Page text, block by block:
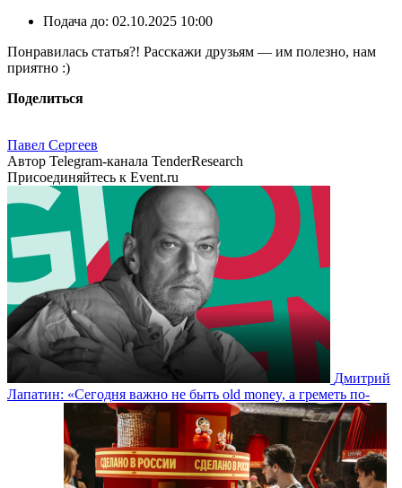
Подача до: 02.10.2025 10:00
Понравилась статья?! Расскажи друзьям — им полезно, нам
приятно :)
Поделиться
Павел Сергеев
Автор Telegram-канала TenderResearch
Присоединяйтесь к Event.ru
Дмитрий
Лапатин: «Сегодня важно не быть old money, а греметь по-